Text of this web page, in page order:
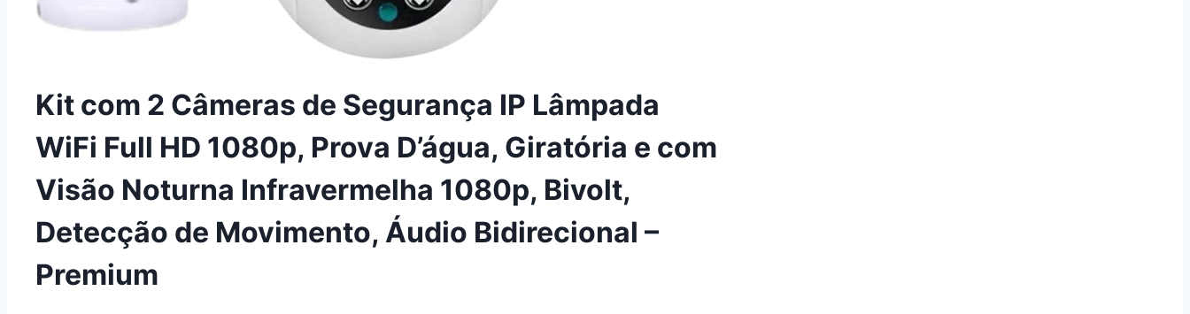
Kit com 2 Câmeras de Segurança IP Lâmpada
WiFi Full HD 1080p, Prova D’água, Giratória e com
Visão Noturna Infravermelha 1080p, Bivolt,
Detecção de Movimento, Áudio Bidirecional –
Premium